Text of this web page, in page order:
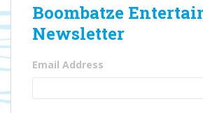
Boombatze
Newsletter
Email Address